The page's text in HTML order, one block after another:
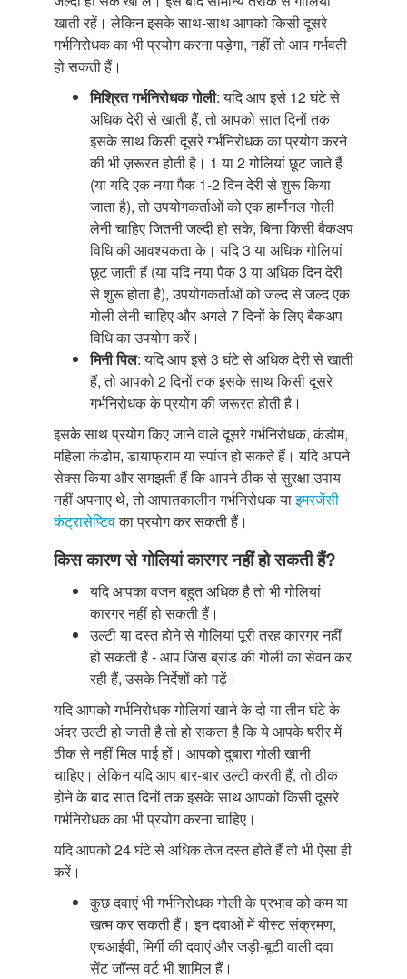
खाती रहें। लेकिन इसके साथ-साथ आपको किसी दूसरे
गर्भनिरोधक का भी प्रयोग करना पड़ेगा, नहीं तो आप गर्भवती
हो सकती हैं।
मिश्रित गर्भनिरोधक गोली: यदि आप इसे 12 घंटे से
अधिक देरी से खाती हैं, तो आपको सात दिनों तक
इसके साथ किसी दूसरे गर्भनिरोधक का प्रयोग करने
की भी ज़रूरत होती है। 1 या 2 गोलियां छूट जाते हैं
(या यदि एक नया पैक 1-2 दिन देरी से शुरू किया
जाता है), तो उपयोगकर्ताओं को एक हार्मोनल गोली
लेनी चाहिए जितनी जल्दी हो सके, बिना किसी बैकअप
विधि की आवश्यकता के। यदि 3 या अधिक गोलियां
छूट जाती हैं (या यदि नया पैक 3 या अधिक दिन देरी
से शुरू होता है), उपयोगकर्ताओं को जल्द से जल्द एक
गोली लेनी चाहिए और अगले 7 दिनों के लिए बैकअप
विधि का उपयोग करें।
मिनी पिल: यदि आप इसे 3 घंटे से अधिक देरी से खाती
हैं, तो आपको 2 दिनों तक इसके साथ किसी दूसरे
गर्भनिरोधक के प्रयोग की ज़रूरत होती है।
इसके साथ प्रयोग किए जाने वाले दूसरे गर्भनिरोधक, कंडोम,
महिला कंडोम, डायाफ्राम या स्पांज हो सकते हैं। यदि आपने
सेक्स किया और समझती हैं कि आपने ठीक से सुरक्षा उपाय
नहीं अपनाए थे, तो आपातकालीन गर्भनिरोधक याइमरजेंसी
कंट्रासेप्टिवका प्रयोग कर सकती हैं।
किस कारण से गोलियां कारगर नहीं हो सकती हैं?
यदि आपका वजन बहुत अधिक है तो भी गोलियां
कारगर नहीं हो सकती हैं।
उल्टी या दस्त होने से गोलियां पूरी तरह कारगर नहीं
हो सकती हैं - आप जिस ब्रांड की गोली का सेवन कर
रही हैं, उसके निर्देशों को पढ़ें।
यदि आपको गर्भनिरोधक गोलियां खाने के दो या तीन घंटे के
अंदर उल्टी हो जाती है तो हो सकता है कि ये आपके षरीर में
ठीक से नहीं मिल पाई हों। आपको दुबारा गोली खानी
चाहिए। लेकिन यदि आप बार-बार उल्टी करती हैं, तो ठीक
होने के बाद सात दिनों तक इसके साथ आपको किसी दूसरे
गर्भनिरोधक का भी प्रयोग करना चाहिए।
यदि आपको 24 घंटे से अधिक तेज दस्त होते हैं तो भी ऐसा ही
करें।
कुछ दवाएं भी गर्भनिरोधक गोली के प्रभाव को कम या
खत्म कर सकती हैं। इन दवाओं में यीस्ट संक्रमण,
एचआईवी, मिर्गी की दवाएं और जड़ी-बूटी वाली दवा
सेंट जॉन्स वर्ट भी शामिल हैं।